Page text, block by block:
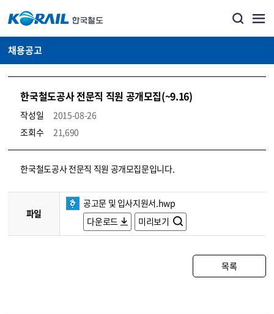
채용공고
한국철도공사 전문직 직원 공개모집(~9.16)
작성일
2015-08-26
조회수
21,690
코레일소개_경영공시_채용공고 상세보기 – 내용, 파일, 담당자 연락처로 구성
한국철도공사 전문직 직원 공개모집문입니다.
파일
공고문 및 입사지원서.hwp
다운로드
미리보기
목록